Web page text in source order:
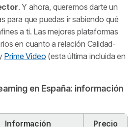
. Y ahora, queremos darte un
para que puedas ir sabiendo qué
a ti. Las mejores plataformas
en cuanto a relación Calidad-
Prime Video (esta última incluida en
en España: información
Información Precio